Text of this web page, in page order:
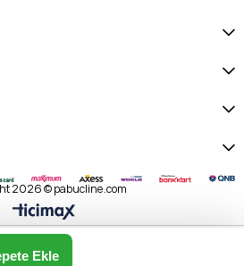
2026 © pabucline.com
SİYAH